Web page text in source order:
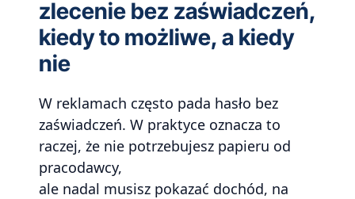
zlecenie bez zaświadczeń,
kiedy to możliwe, a kiedy
nie
W reklamach często pada hasło bez
zaświadczeń. W praktyce oznacza to
raczej, że nie potrzebujesz papieru od
pracodawcy,
ale nadal musisz pokazać dochód, na